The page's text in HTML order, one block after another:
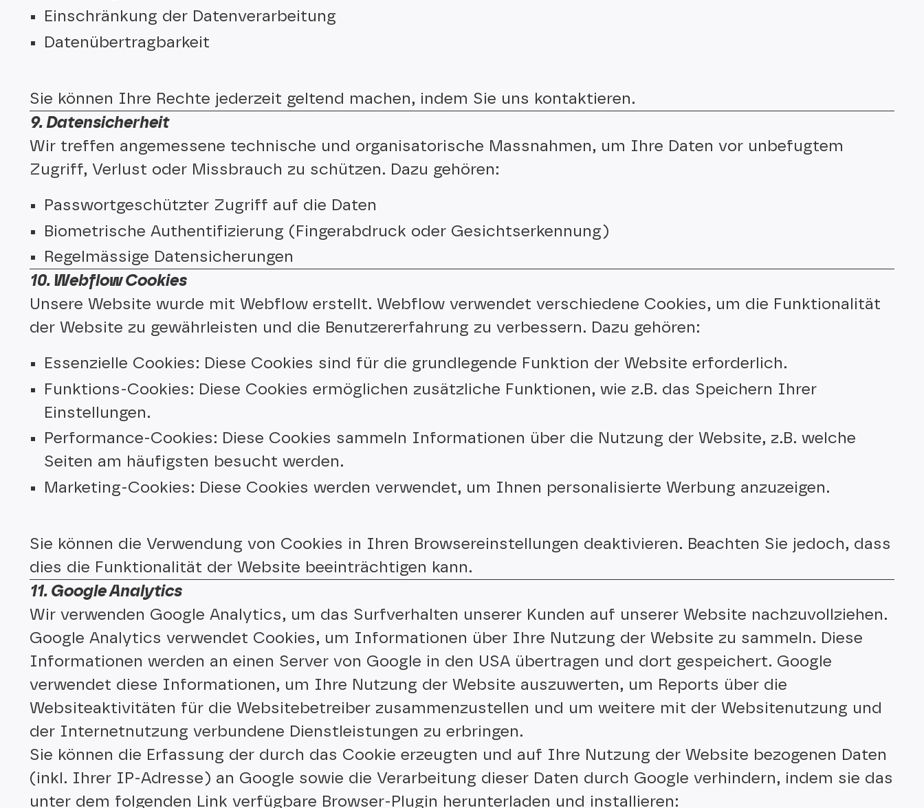
Einschränkung der Datenverarbeitung
Datenübertragbarkeit
Sie können Ihre Rechte jederzeit geltend machen, indem Sie uns kontaktieren.
9. Datensicherheit
Wir treffen angemessene technische und organisatorische Massnahmen, um Ihre Daten vor unbefugtem
Zugriff, Verlust oder Missbrauch zu schützen. Dazu gehören:
Passwortgeschützter Zugriff auf die Daten
Biometrische Authentifizierung (Fingerabdruck oder Gesichtserkennung)
Regelmässige Datensicherungen
10. Webflow Cookies
Unsere Website wurde mit Webflow erstellt. Webflow verwendet verschiedene Cookies, um die Funktionalität
der Website zu gewährleisten und die Benutzererfahrung zu verbessern. Dazu gehören:
Essenzielle Cookies: Diese Cookies sind für die grundlegende Funktion der Website erforderlich.
Funktions-Cookies: Diese Cookies ermöglichen zusätzliche Funktionen, wie z.B. das Speichern Ihrer
Einstellungen.
Performance-Cookies: Diese Cookies sammeln Informationen über die Nutzung der Website, z.B. welche
Seiten am häufigsten besucht werden.
Marketing-Cookies: Diese Cookies werden verwendet, um Ihnen personalisierte Werbung anzuzeigen.
Sie können die Verwendung von Cookies in Ihren Browsereinstellungen deaktivieren. Beachten Sie jedoch, dass
dies die Funktionalität der Website beeinträchtigen kann.
11. Google Analytics
Wir verwenden Google Analytics, um das Surfverhalten unserer Kunden auf unserer Website nachzuvollziehen.
Google Analytics verwendet Cookies, um Informationen über Ihre Nutzung der Website zu sammeln. Diese
Informationen werden an einen Server von Google in den USA übertragen und dort gespeichert. Google
verwendet diese Informationen, um Ihre Nutzung der Website auszuwerten, um Reports über die
Websiteaktivitäten für die Websitebetreiber zusammenzustellen und um weitere mit der Websitenutzung und
der Internetnutzung verbundene Dienstleistungen zu erbringen.
Sie können die Erfassung der durch das Cookie erzeugten und auf Ihre Nutzung der Website bezogenen Daten
(inkl. Ihrer IP-Adresse) an Google sowie die Verarbeitung dieser Daten durch Google verhindern, indem sie das
unter dem folgenden Link verfügbare Browser-Plugin herunterladen und installieren: